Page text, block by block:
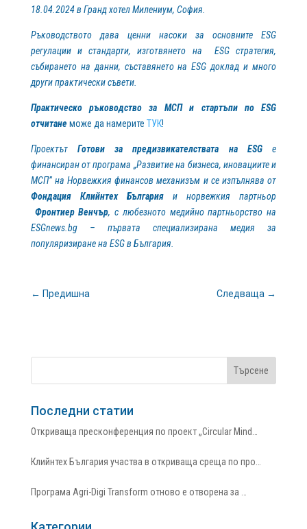
18.04.2024 в Гранд хотел Милениум, София.
Ръководството дава ценни насоки за основните ESG
регулации и стандарти, изготвянето на ESG стратегия,
събирането на данни, съставянето наESG доклад и много
други практически съвети.
Практическо ръководство за МСП и стартъпи по ESG
отчитане може да намерите ТУК!
ПроектътГотови за предизвикателствата на ESGе
финансиран от програма „Развитие на бизнеса, иновациите и
МСП” на Норвежкия финансов механизъм и се изпълнява от
Фондация Клийнтех Българияи норвежкия партньор
Фронтиер Венчър, с любезното медийно партньорство на
ESGnews. bg – първата специализирана медия за
популяризиране на ESG в България.
← Предишна Следваща →
Последни статии
Откриваща пресконференция по проект „Circular Mind…
Клийнтех България участва в откриваща среща по про…
Програма Agri-Digi Transform отново е отворена за …